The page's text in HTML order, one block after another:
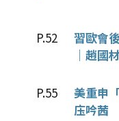
P.52
習歐會
｜趙國材
P.55
美重申
庒吟茜